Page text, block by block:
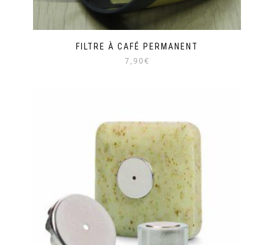
FILTRE À CAFÉ PERMANENT
7,90€